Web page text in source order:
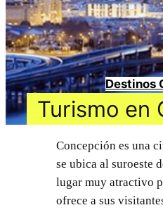
Destinos
Turismo en
Concepción es una
se ubica al suroeste
lugar muy atractivo
ofrece a sus